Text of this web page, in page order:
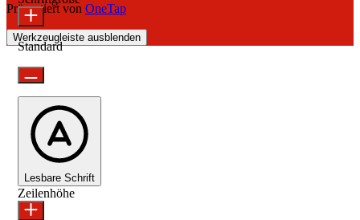
Präsentiert von OneTap
Werkzeugleiste ausblenden
Standard
Lesbare Schrift
Zeilenhöhe